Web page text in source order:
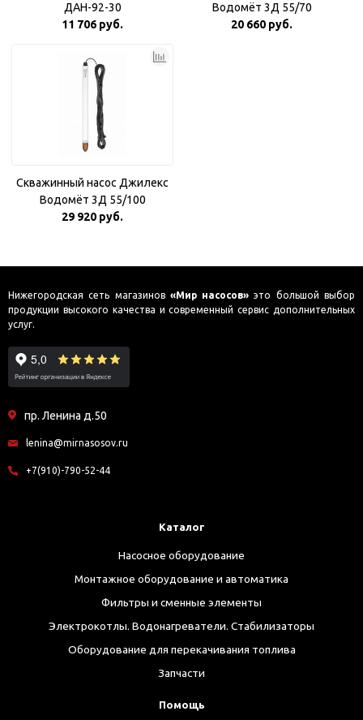
ДАН-92-30
11 706 руб.
Водомёт 3Д 55/70
20 660 руб.
Скважинный насос Джилекс
Водомёт 3Д 55/100
29 920 руб.
Нижегородская сеть магазинов «Мир насосов» это большой выбор
продукции высокого качества и современный сервис дополнительных
услуг.
пр. Ленина д.50
lenina@mirnasosov.ru
+7(910)-790-52-44
Каталог
Насосное оборудование
Монтажное оборудование и автоматика
Фильтры и сменные элементы
Электрокотлы. Водонагреватели. Стабилизаторы
Оборудование для перекачивания топлива
Запчасти
Помощь